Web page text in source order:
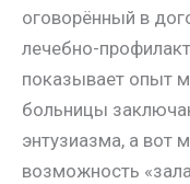
оговорённый в
лечебно-
показывает опыт
больницы
энтузиазма, а вот
возможность